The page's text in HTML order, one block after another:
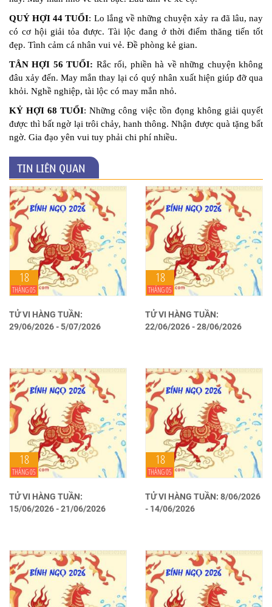
QUÝ HỢI 44 TUỔI: Lo lắng về những chuyện xảy ra đã lâu, nay
có cơ hội giải tỏa được. Tài lộc đang ở thời điểm thăng tiến tốt
đẹp. Tình cảm cá nhân vui vẻ. Đề phòng kẻ gian.
TÂN HỢI 56 TUỔI: Rắc rối, phiền hà về những chuyện không
đâu xảy đến. May mắn thay lại có quý nhân xuất hiện giúp đỡ qua
khỏi. Nghề nghiệp, tài lộc có may mắn nhỏ.
KỶ HỢI 68 TUỔI: Những công việc tồn đọng không giải quyết
được thì bất ngờ lại trôi chảy, hanh thông. Nhận được quà tặng bất
ngờ. Gia đạo yên vui tuy phải chi phí nhiều.
TIN LIÊN QUAN
18
THÁNG 05
TỬ VI HÀNG TUẦN:
29/06/2026 - 5/07/2026
18
THÁNG 05
TỬ VI HÀNG TUẦN:
22/06/2026 - 28/06/2026
18
THÁNG 05
TỬ VI HÀNG TUẦN:
15/06/2026 - 21/06/2026
18
THÁNG 05
TỬ VI HÀNG TUẦN: 8/06/2026
- 14/06/2026